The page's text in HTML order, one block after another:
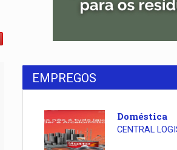
EMPREGOS
Doméstica
CENTRAL